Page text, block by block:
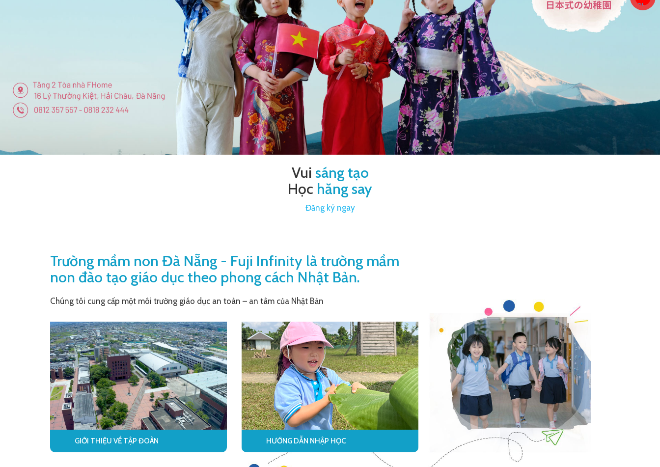
Vui sáng tạo
Học hăng say
Đăng ký ngay
Trường mầm non Đà Nẵng - Fuji Infinity là trường mầm
non đào tạo giáo dục theo phong cách Nhật Bản.
Chúng tôi cung cấp một môi trường giáo dục an toàn – an tâm của Nhật Bản
GIỚI THIỆU VỀ TẬP ĐOÀN HƯỚNG DẪN NHẬP HỌC